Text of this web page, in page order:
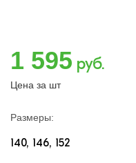
1 595 руб.
Цена за шт
Размеры:
140 146 152